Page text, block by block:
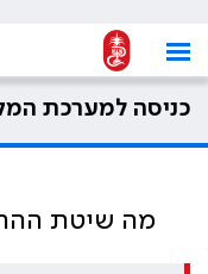
כניסה למערכת
מה שיטת